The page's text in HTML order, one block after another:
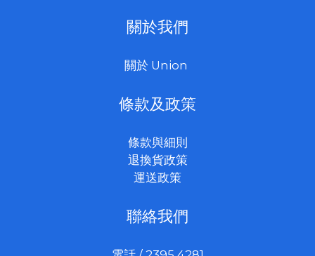
關於我們
關於 Union
條款及政策
條款與細則
退換貨政策
運送政策
聯絡我們